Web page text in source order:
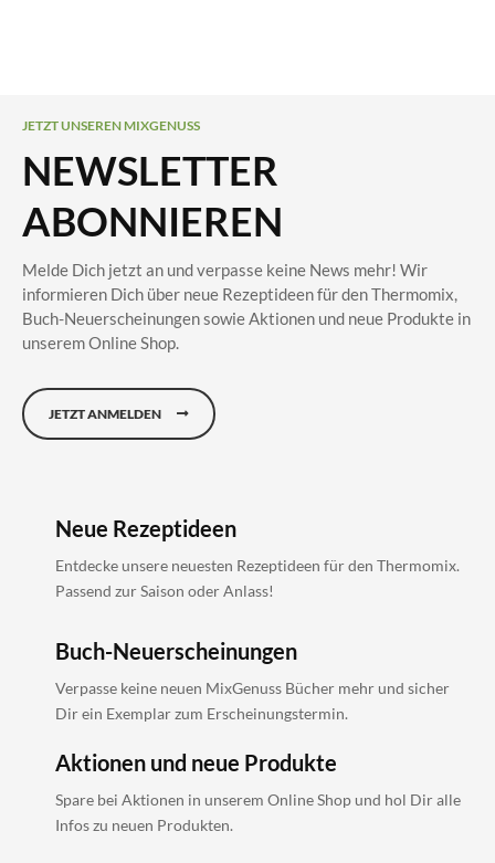
JETZT UNSEREN MIXGENUSS
NEWSLETTER
ABONNIEREN
Melde Dich jetzt an und verpasse keine News mehr! Wir
informieren Dich über neue Rezeptideen für den Thermomix,
Buch-Neuerscheinungen sowie Aktionen und neue Produkte in
unserem Online Shop.
JETZT ANMELDEN
Neue Rezeptideen
Entdecke unsere neuesten Rezeptideen für den Thermomix.
Passend zur Saison oder Anlass!
Buch-Neuerscheinungen
Verpasse keine neuen MixGenuss Bücher mehr und sicher
Dir ein Exemplar zum Erscheinungstermin.
Aktionen und neue Produkte
Spare bei Aktionen in unserem Online Shop und hol Dir alle
Infos zu neuen Produkten.